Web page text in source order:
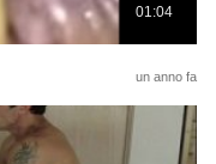
01:04
un anno fa